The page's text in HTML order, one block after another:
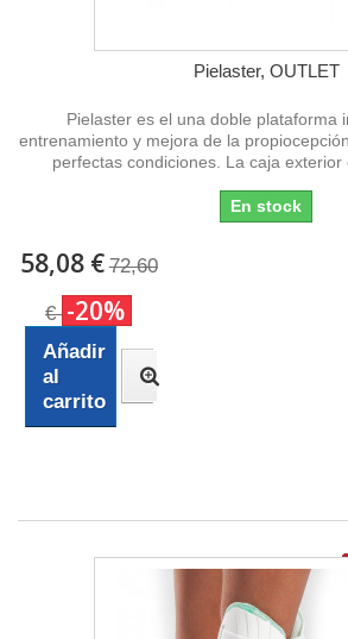
Pielaster, OUTLET
Pielaster es el una doble plataforma
entrenamiento y mejora de la
perfectas condiciones. La caja exterior
En stock
58,08 € 72,60
€ -20%
Añadir
al
carrito